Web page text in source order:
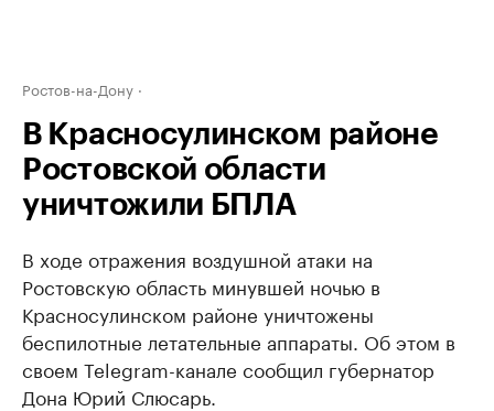
Ростов-на-Дону
В Красносулинском районе
Ростовской области
уничтожили БПЛА
В ходе отражения воздушной атаки на
Ростовскую область минувшей ночью в
Красносулинском районе уничтожены
беспилотные летательные аппараты. Об этом в
своем Telegram-канале сообщил губернатор
Дона Юрий Слюсарь.